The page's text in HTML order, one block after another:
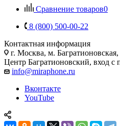
Сравнение товаров0
8 (800) 500-00-22
Контактная информация
г. Москва, м.
Центр Багратионовский, вход с
info@miraphone.ru
Вконтакте
YouTube